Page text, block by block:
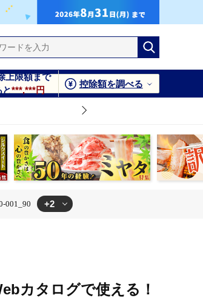
上限額まで
と***,***円
控除額を調べる
001_90 +2
カタログで使える！